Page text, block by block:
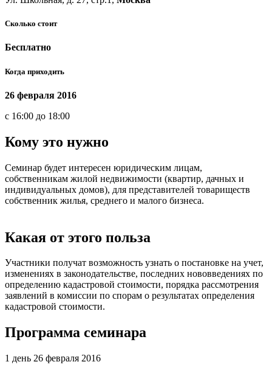
Сколько стоит
Бесплатно
Когда приходить
26 февраля 2016
c 16:00 до 18:00
Кому это нужно
Семинар будет интересен юридическим лицам,
собственникам жилой недвижимости (квартир, дачных и
индивидуальных домов), для представителей товариществ
собственник жилья, среднего и малого бизнеса.
Какая от этого польза
Участники получат возможность узнать о постановке на учет,
изменениях в законодательстве, последних нововведениях по
определению кадастровой стоимости, порядка рассмотрения
заявлений в комиссии по спорам о результатах определения
кадастровой стоимости.
Программа семинара
1 день 26 февраля 2016